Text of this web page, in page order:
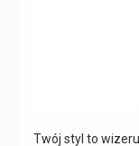
Twój styl to